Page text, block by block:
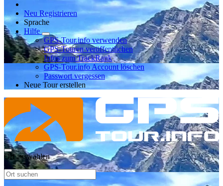
Neu Registrieren
Sprache
Hilfe
GPS-Tour.info verwenden
GPS-Touren veröffentlichen
Infos zum TrackRank
GPS-Tour.info Account löschen
Passwort vergessen
Neue Tour erstellen
Ort auswählen